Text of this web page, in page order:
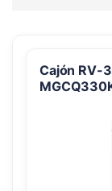
Cajón RV-